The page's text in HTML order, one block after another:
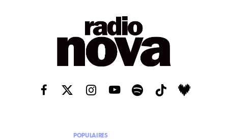
POPULAIRES